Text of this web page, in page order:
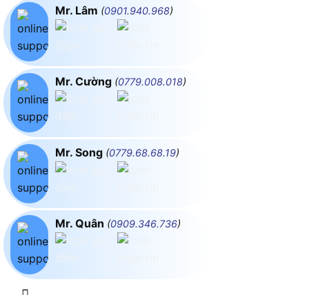
Mr. Lâm (0901.940.968)
Mr. Cường (0779.008.018)
Mr. Song (0779.68.68.19)
Mr. Quân (0909.346.736)